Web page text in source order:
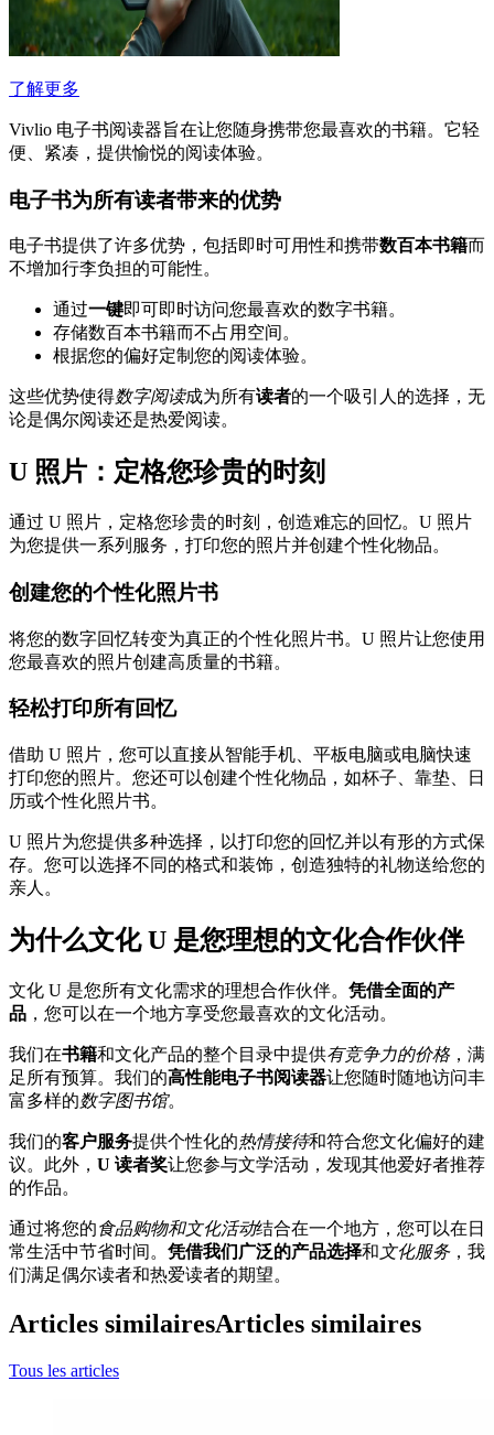
了解更多
Vivlio 电子书阅读器旨在让您随身携带您最喜欢的书籍。它轻
便、紧凑，提供愉悦的阅读体验。
电子书为所有读者带来的优势
电子书提供了许多优势，包括即时可用性和携带数百本书籍而
不增加行李负担的可能性。
通过一键即可即时访问您最喜欢的数字书籍。
存储数百本书籍而不占用空间。
根据您的偏好定制您的阅读体验。
这些优势使得数字阅读成为所有读者的一个吸引人的选择，无
论是偶尔阅读还是热爱阅读。
U 照片：定格您珍贵的时刻
通过 U 照片，定格您珍贵的时刻，创造难忘的回忆。U 照片
为您提供一系列服务，打印您的照片并创建个性化物品。
创建您的个性化照片书
将您的数字回忆转变为真正的个性化照片书。U 照片让您使用
您最喜欢的照片创建高质量的书籍。
轻松打印所有回忆
借助 U 照片，您可以直接从智能手机、平板电脑或电脑快速
打印您的照片。您还可以创建个性化物品，如杯子、靠垫、日
历或个性化照片书。
U 照片为您提供多种选择，以打印您的回忆并以有形的方式保
存。您可以选择不同的格式和装饰，创造独特的礼物送给您的
亲人。
为什么文化 U 是您理想的文化合作伙伴
文化 U 是您所有文化需求的理想合作伙伴。 凭借全面的产
品 ，您可以在一个地方享受您最喜欢的文化活动。
我们在书籍和文化产品的整个目录中提供有竞争力的价格，满
足所有预算。我们的高性能电子书阅读器让您随时随地访问丰
富多样的数字图书馆。
我们的客户服务提供个性化的热情接待和符合您文化偏好的建
议。此外， U 读者奖让您参与文学活动，发现其他爱好者推荐
的作品。
通过将您的食品购物和文化活动结合在一个地方，您可以在日
常生活中节省时间。 凭借我们广泛的产品选择和文化服务，我
们满足偶尔读者和热爱读者的期望。
Articles similairesArticles similaires
Tous les articles